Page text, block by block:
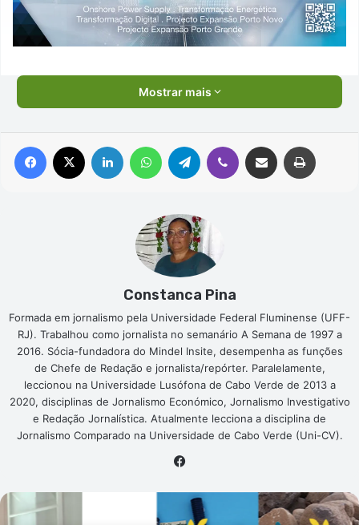
Mostrar mais
Facebook Linkedin WhatsAppTelegram Viber Compartilhar via e-mail
Constanca Pina
Formada em jornalismo pela Universidade Federal Fluminense (UFF-
RJ). Trabalhou como jornalista no semanário A Semana de 1997 a
2016. Sócia-fundadora do Mindel Insite, desempenha as funções
de Chefe de Redação e jornalista/repórter. Paralelamente,
leccionou na Universidade Lusófona de Cabo Verde de 2013 a
2020, disciplinas de Jornalismo Económico, Jornalismo Investigativo
e Redação Jornalística. Atualmente lecciona a disciplina de
Jornalismo Comparado na Universidade de Cabo Verde (Uni-CV).